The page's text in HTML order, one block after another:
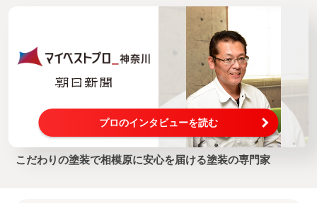
プロのインタビューを読む
こだわりの塗装で相模原に安心を届ける塗装の専門家